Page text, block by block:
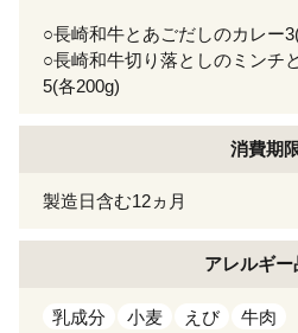
○長崎和牛とあごだしのカレー
○長崎和牛切り落としのミンチ
5(各200g)
消費期
製造日含む12ヵ月
アレルギー
乳成分 小麦 えび 牛肉